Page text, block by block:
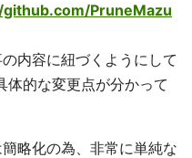
PruneMazu
内容に紐づくようにして
的な変更点が分かって
略化の為、非常に単純な